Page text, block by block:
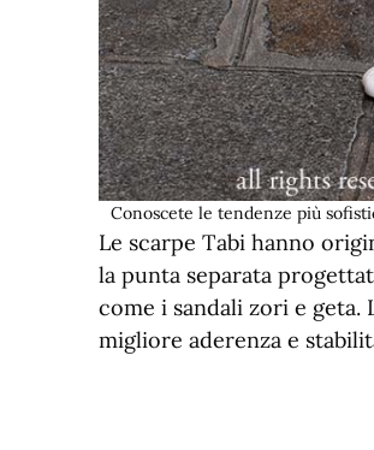
Conoscete le tendenze più
Le scarpe Tabi hanno
la punta separata
come i sandali zori e geta.
migliore aderenza e